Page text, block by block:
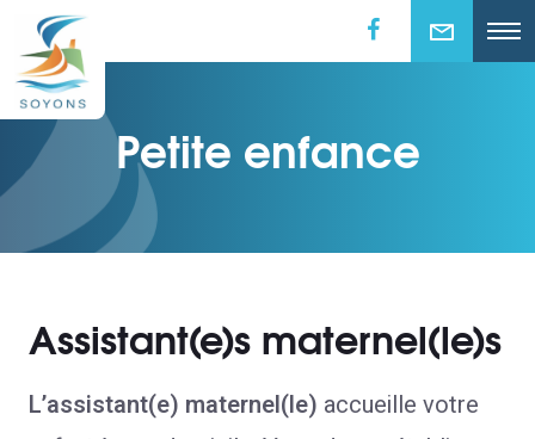
Petite enfance
Assistant(e)s maternel(le)s
L’assistant(e) maternel(le) accueille votre